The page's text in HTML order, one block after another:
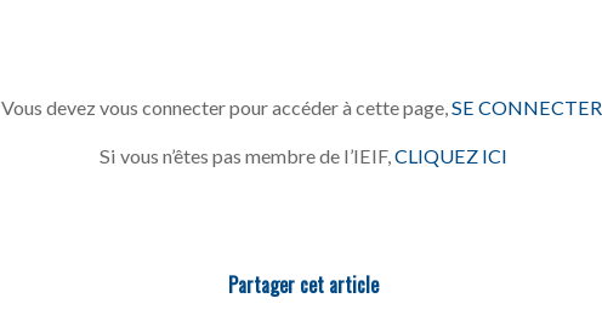
Vous devez vous connecter pour accéder à cette page, SE CONNECTER
Si vous n’êtes pas membre de l’IEIF,CLIQUEZ ICI
Partager cet article